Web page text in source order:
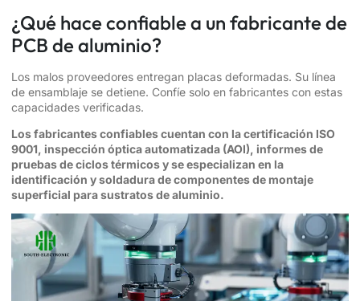
¿Qué hace confiable a un fabricante de
PCB de aluminio?
Los malos proveedores entregan placas deformadas. Su línea
de ensamblaje se detiene. Confíe solo en fabricantes con estas
capacidades verificadas.
Los fabricantes confiables cuentan con la certificación ISO
9001, inspección óptica automatizada (AOI), informes de
pruebas de ciclos térmicos y se especializan en la
identificación y soldadura de componentes de montaje
superficial para sustratos de aluminio.